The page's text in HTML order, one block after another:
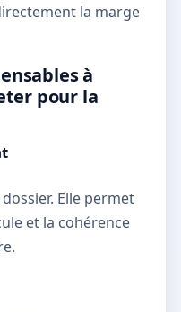
la marge
à
pour la
Elle permet
et la cohérence